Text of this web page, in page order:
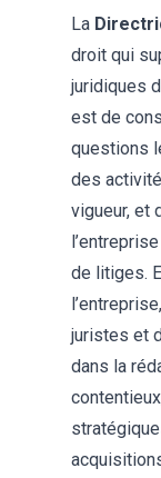
La
droit qui
juridiques
est de
questions
des
vigueur, et
de litiges.
juristes et
dans la